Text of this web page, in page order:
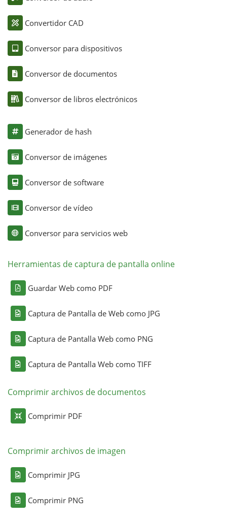
Convertidor CAD
Conversor para dispositivos
Conversor de documentos
Conversor de libros electrónicos
Generador de hash
Conversor de imágenes
Conversor de software
Conversor de vídeo
Conversor para servicios web
Herramientas de captura de pantalla online
Guardar Web como PDF
Captura de Pantalla de Web como JPG
Captura de Pantalla Web como PNG
Captura de Pantalla Web como TIFF
Comprimir archivos de documentos
Comprimir PDF
Comprimir archivos de imagen
Comprimir JPG
Comprimir PNG